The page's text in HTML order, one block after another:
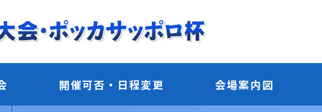
開催可否・日程変更 会場案内図